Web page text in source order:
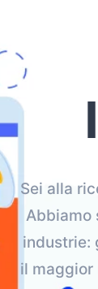
Sei alla
Abbiamo
industrie:
il maggior